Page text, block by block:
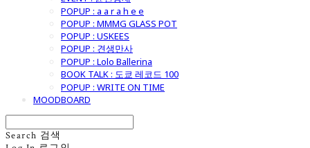
POPUP : a a r a h e e
POPUP : MMMG GLASS POT
POPUP : USKEES
POPUP : 견생만사
POPUP : Lolo Ballerina
BOOK TALK : 도쿄 레코드 100
POPUP : WRITE ON TIME
MOODBOARD
Search 검색